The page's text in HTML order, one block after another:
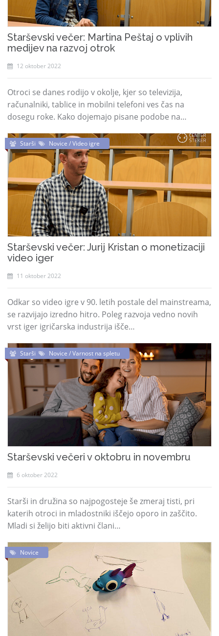
Starševski večer: Martina Peštaj o vplivih
medijev na razvoj otrok
12 oktober 2022
Otroci se danes rodijo v okolje, kjer so televizija,
računalniki, tablice in mobilni telefoni ves čas na
dosegu roke. Kako dojemajo pisane podobe na…
Starši Novice / Video igre
Starševski večer: Jurij Kristan o monetizaciji
video iger
11 oktober 2022
Odkar so video igre v 90. letih postale del mainstreama,
se razvijajo izredno hitro. Poleg razvoja vedno novih
vrst iger igričarska industrija išče…
Starši Novice / Varnost na spletu
Starševski večeri v oktobru in novembru
6 oktober 2022
Starši in družina so najpogosteje še zmeraj tisti, pri
katerih otroci in mladostniki iščejo oporo in zaščito.
Mladi si želijo biti aktivni člani…
Novice